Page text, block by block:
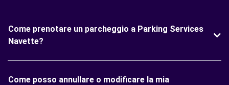
Come prenotare un parcheggio a Parking Services
Navette?
Come posso annullare o modificare la mia